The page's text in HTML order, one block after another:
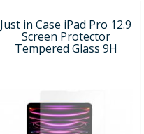
Just in Case iPad Pro 12.9
Screen Protector
Tempered Glass 9H